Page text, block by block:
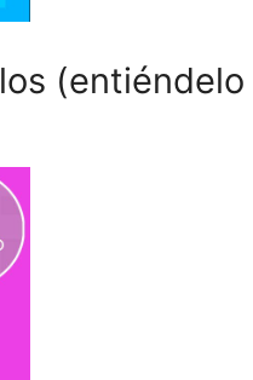
(entiéndelo